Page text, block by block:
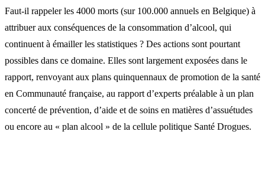
Faut-il rappeler les 4000 morts (sur 100.000 annuels en Belgique) à
attribuer aux conséquences de la consommation d’alcool, qui
continuent à émailler les statistiques ? Des actions sont pourtant
possibles dans ce domaine. Elles sont largement exposées dans le
rapport, renvoyant aux plans quinquennaux de promotion de la santé
en Communauté française, au rapport d’experts préalable à un plan
concerté de prévention, d’aide et de soins en matières d’assuétudes
ou encore au « plan alcool » de la cellule politique Santé Drogues.